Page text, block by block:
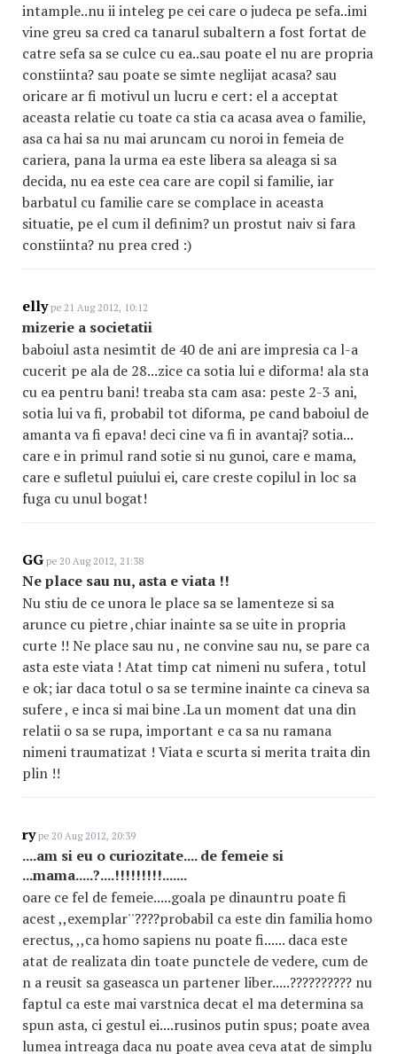
intample..nu ii inteleg pe cei care o judeca pe sefa..imi
vine greu sa cred ca tanarul subaltern a fost fortat de
catre sefa sa se culce cu ea..sau poate el nu are propria
constiinta? sau poate se simte neglijat acasa? sau
oricare ar fi motivul un lucru e cert: el a acceptat
aceasta relatie cu toate ca stia ca acasa avea o familie,
asa ca hai sa nu mai aruncam cu noroi in femeia de
cariera, pana la urma ea este libera sa aleaga si sa
decida, nu ea este cea care are copil si familie, iar
barbatul cu familie care se complace in aceasta
situatie, pe el cum il definim? un prostut naiv si fara
constiinta? nu prea cred :)
ellype 21 Aug 2012, 10:12
mizerie a societatii
baboiul asta nesimtit de 40 de ani are impresia ca l-a
cucerit pe ala de 28...zice ca sotia lui e diforma! ala sta
cu ea pentru bani! treaba sta cam asa: peste 2-3 ani,
sotia lui va fi, probabil tot diforma, pe cand baboiul de
amanta va fi epava! deci cine va fi in avantaj? sotia...
care e in primul rand sotie si nu gunoi, care e mama,
care e sufletul puiului ei, care creste copilul in loc sa
fuga cu unul bogat!
GG pe 20 Aug 2012, 21:38
Ne place sau nu, asta e viata !!
Nu stiu de ce unora le place sa se lamenteze si sa
arunce cu pietre ,chiar inainte sa se uite in propria
curte !! Ne place sau nu , ne convine sau nu, se pare ca
asta este viata ! Atat timp cat nimeni nu sufera , totul
e ok; iar daca totul o sa se termine inainte ca cineva sa
sufere , e inca si mai bine .La un moment dat una din
relatii o sa se rupa, important e ca sa nu ramana
nimeni traumatizat ! Viata e scurta si merita traita din
plin !!
rype 20 Aug 2012, 20:39
....am si eu o curiozitate.... de femeie si
...mama.....?....!!!!!!!!!.......
oare ce fel de femeie.....goala pe dinauntru poate fi
acest ,,exemplar''????probabil ca este din familia homo
erectus, ,,ca homo sapiens nu poate fi...... daca este
atat de realizata din toate punctele de vedere, cum de
n a reusit sa gaseasca un partener liber.....?????????? nu
faptul ca este mai varstnica decat el ma determina sa
spun asta, ci gestul ei....rusinos putin spus; poate avea
lumea intreaga daca nu poate avea ceva atat de simplu